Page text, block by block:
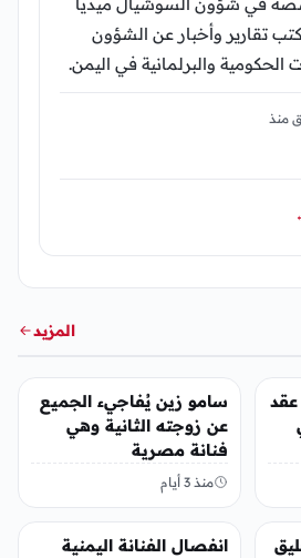
في شؤون السوشيال ميديا
تقارير وأخبار عن الشؤون
الحكومية والبرلمانية في اليمن.
منذ
المزيد
عقد
الفن
سامو زين يُفاجيء الجميع
عن زوجته الثانية وهي
فنانة مصرية
منذ 3 أيام
الفن
انفصال الفنانة اليمنية